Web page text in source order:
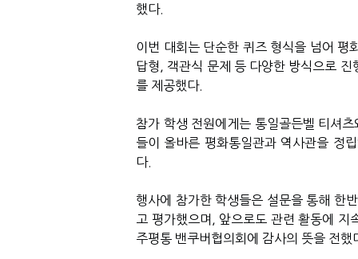
했다.
이번 대회는 단순한 퀴즈 형식을 넘어 평
답형, 객관식 문제 등 다양한 방식으로
를 제공했다.
참가 학생 전원에게는 통일골든벨 티셔
들이 올바른 평화통일관과 역사관을 정
다.
행사에 참가한 학생들은 설문을 통해 한
고 평가했으며, 앞으로도 관련 활동에
주평통 밴쿠버협의회에 감사의 뜻을 전했